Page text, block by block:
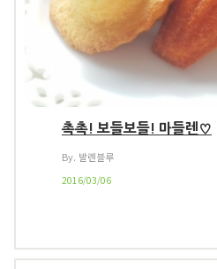
촉촉! 보들보들! 마들렌♡
By. 발렌블루
2016/03/06